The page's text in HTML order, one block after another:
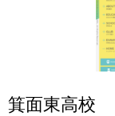
箕面東高校